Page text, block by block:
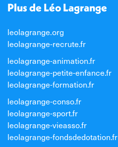
Plus de Léo Lagrange
leolagrange.org
leolagrange-recrute.fr
leolagrange-animation.fr
leolagrange-petite-enfance.fr
leolagrange-formation.fr
leolagrange-conso.fr
leolagrange-sport.fr
leolagrange-vieasso.fr
leolagrange-fondsdedotation.fr